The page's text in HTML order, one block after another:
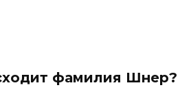
фамилия Шнер?